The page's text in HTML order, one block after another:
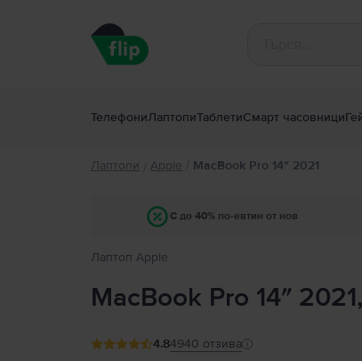
ТелефониЛаптопиТаблетиСмарт часовници
Лаптопи / Apple / MacBook Pro 14″ 2021
С до 40% по-евтин от нов
Лаптоп Apple
MacBook Pro 14″
4.84940 отзива